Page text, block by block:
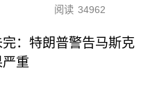
阅读 34962
完：特朗普警告马斯克
严重